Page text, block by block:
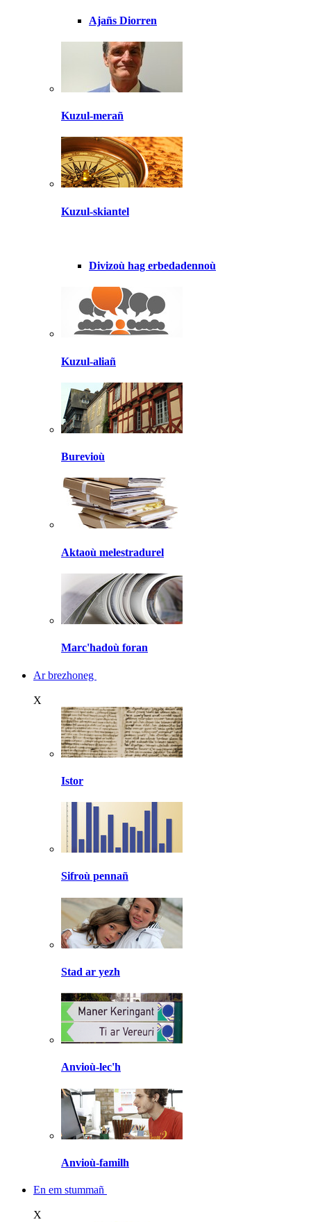
Ajañs Diorren
Kuzul-merañ
Kuzul-skiantel
Divizoù hag erbedadennoù
Kuzul-aliañ
Burevioù
Aktaoù melestradurel
Marc'hadoù foran
Ar brezhoneg
X
Istor
Sifroù pennañ
Stad ar yezh
Anvioù-lec'h
Anvioù-familh
En em stummañ
X